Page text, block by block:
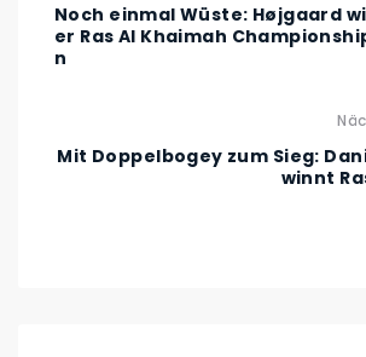
Noch einmal Wüste: Højgaard
er Ras Al Khaimah
n
Mit Doppelbogey zum Sieg:
winnt